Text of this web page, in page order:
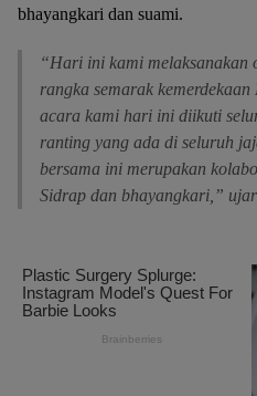
bhayangkari dan suami.
“Hari ini kami melaksanakan
rangka semarak
acara kami hari ini diikuti
ranting yang ada di seluruh
bersama ini merupakan
Sidrap dan bhayangkari,”